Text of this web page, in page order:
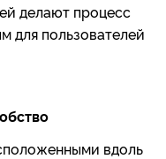
делают процесс
для пользователей
вдоль